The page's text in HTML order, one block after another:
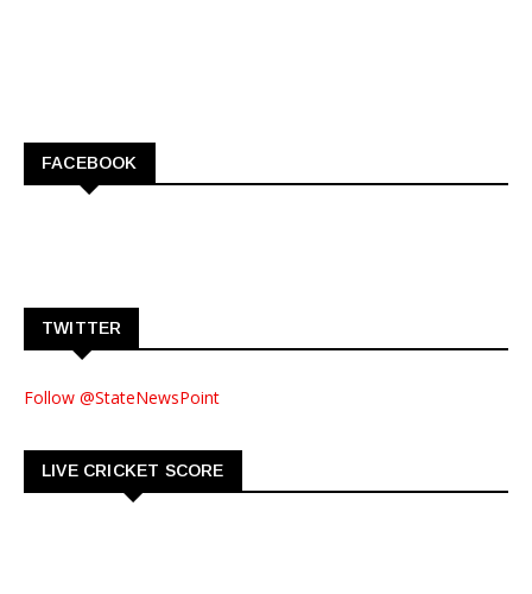
FACEBOOK
TWITTER
Follow @StateNewsPoint
LIVE CRICKET SCORE